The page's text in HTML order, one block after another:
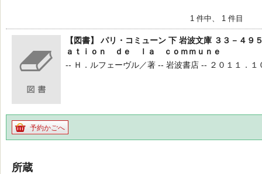
1 件中、 1 件目
【図書】 パリ・コミューン 下 岩波文庫 ３３－４
ａｔｉｏｎ ｄｅ ｌａ ｃｏｍｍｕｎｅ
-- Ｈ．ルフェーヴル／著 -- 岩波書店 -- ２０１１．１
予約かごへ
所蔵